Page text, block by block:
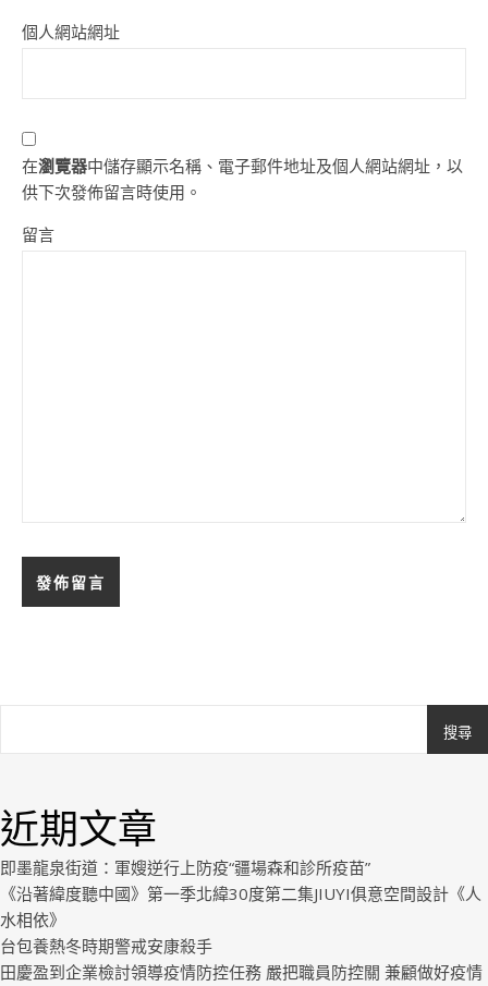
個人網站網址
在瀏覽器中儲存顯示名稱、電子郵件地址及個人網站網址，以
供下次發佈留言時使用。
留言
搜尋
近期文章
即墨龍泉街道：軍嫂逆行上防疫“疆場森和診所疫苗”
《沿著緯度聽中國》第一季北緯30度第二集JIUYI俱意空間設計《人
水相依》
台包養熱冬時期警戒安康殺手
田慶盈到企業檢討領導疫情防控任務 嚴把職員防控關 兼顧做好疫情
Royal.